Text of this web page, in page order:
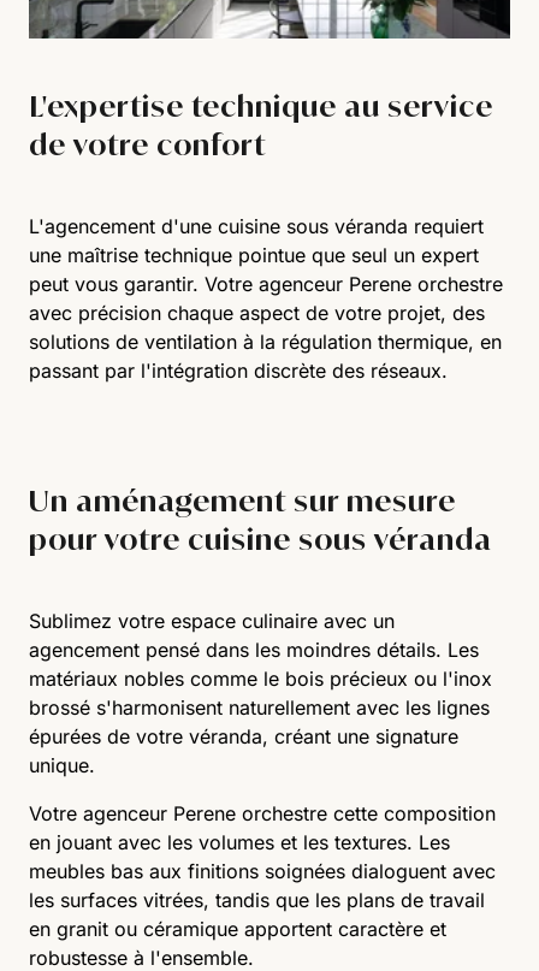
L'expertise technique au service
de votre confort
L'agencement d'une cuisine sous véranda requiert
une maîtrise technique pointue que seul un expert
peut vous garantir. Votre agenceur Perene orchestre
avec précision chaque aspect de votre projet, des
solutions de ventilation à la régulation thermique, en
passant par l'intégration discrète des réseaux.
Un aménagement sur mesure
pour votre cuisine sous véranda
Sublimez votre espace culinaire avec un
agencement pensé dans les moindres détails. Les
matériaux nobles comme le bois précieux ou l'inox
brossé s'harmonisent naturellement avec les lignes
épurées de votre véranda, créant une signature
unique.
Votre agenceur Perene orchestre cette composition
en jouant avec les volumes et les textures. Les
meubles bas aux finitions soignées dialoguent avec
les surfaces vitrées, tandis que les plans de travail
en granit ou céramique apportent caractère et
robustesse à l'ensemble.